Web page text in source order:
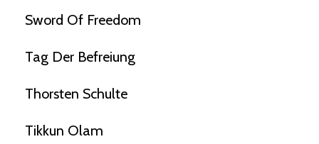
Sword Of Freedom
Tag Der Befreiung
Thorsten Schulte
Tikkun Olam